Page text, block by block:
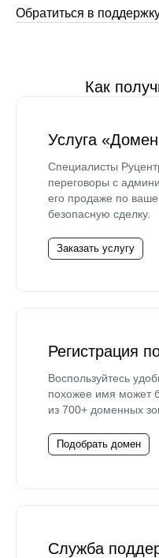
Обратиться в
Как
Услуга
Специалисты
переговоры с
его продаже по
безопасную сделку.
Заказать услугу
Регистрация
Воспользуйтесь
похожее имя может
из 700+ доменных
Подобрать домен
Служба